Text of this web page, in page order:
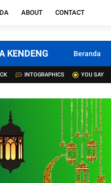
ABOUT CONTACT
KENDENG Beranda
INTOGRAPHICS YOU SAY